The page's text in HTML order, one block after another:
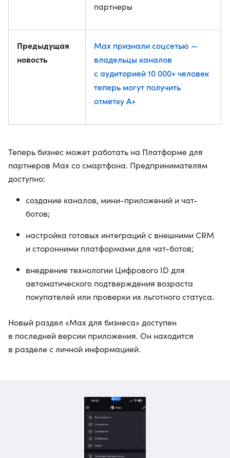
партнеры
Предыдущая
новость
Max признали соцсетью —
владельцы каналов
с аудиторией 10 000+ человек
теперь могут получить
отметку A+
Теперь бизнес может работать на Платформе для
партнеров Мах со смартфона. Предпринимателям
доступно:
создание каналов, мини-приложений и чат-
ботов;
настройка готовых интеграций с внешними CRM
и сторонними платформами для чат-ботов;
внедрение технологии Цифрового ID для
автоматического подтверждения возраста
покупателей или проверки их льготного статуса.
Новый раздел «Max для бизнеса» доступен
в последней версии приложения. Он находится
в разделе с личной информацией.